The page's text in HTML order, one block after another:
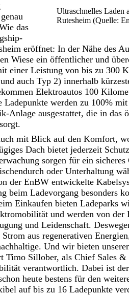
Ultraschnelles Laden
Rutesheim (Quelle:
das
eröffnet: In der Nähe des
Wiese ein öffentlicher und
einer Leistung von bis zu 300
auch Typ 2) innerhalb
Elektroautos 100
werden zu 100%
Anlage ausgestattet, die in das
mit Blick auf den Komfort,
Dach bietet jederzeit
sorgen für ein
oder Unterhaltung
der EnBW entwickelte
beim Ladevorgang besonders
Einkaufen bieten Ladeparks
und werden von der
und Leidenschaft.
aus regenerativen
Und wir bieten
Timo Sillober, als Chief Sales
verantwortlich. Dabei ist
heute bestens für den
auf bis zu 16 Ladepunkte